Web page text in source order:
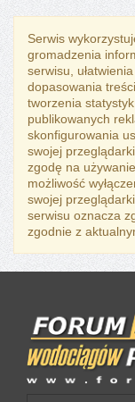
Serwis
gromadzenia
serwisu,
dopasowania
tworzenia
publikowanych
skonfigurowania
swojej
zgodę na
możliwość
swojej
serwisu oznacza
zgodnie z